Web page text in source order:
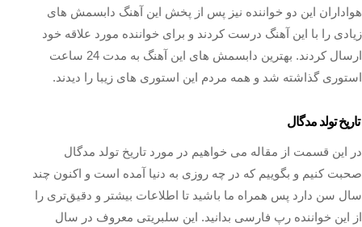
هواداران این دو خواننده نیز پس از پخش این آهنگ دابسمش های
زیادی را با این آهنگ درست کردند و برای خواننده مورد علاقه خود
ارسال کردند. بهترین دابسمش های این آهنگ به مدت 24 ساعت
استوری گذاشته شد و همه مردم این استوری های زیبا را دیدند.
تاریخ تولد مدگال
در این قسمت از مقاله می خواهیم در مورد تاریخ تولد مدگال
صحبت کنیم و بگوییم که در چه روزی به دنیا آمده است و اکنون چند
سال سن دارد پس همراه ما باشید تا اطلاعات بیشتر و دقیق‌تری را
از این خواننده رپ فارسی بدانید. این سلبریتی معروف در سال